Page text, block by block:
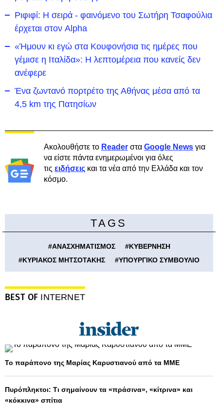
Ριφιφί: Η σειρά - φαινόμενο του Σωτήρη Τσαφούλια
έρχεται στον Alpha
«Ήμουν κι εγώ στα Κουφονήσια τις ημέρες που
γέμισε η Ιταλίδα»: Η λεπτομέρεια που κανείς δεν
ανέφερε
Ένα ζωντανό πορτρέτο της Αθήνας μέσα από τα
4,5 km της Πατησίων
Ακολουθήστε το Reader στα Google News για
να είστε πάντα ενημερωμένοι για όλες
τις ειδήσεις και τα νέα από την Ελλάδα και τον
κόσμο.
TAGS
#ΑΝΑΣΧΗΜΑΤΙΣΜΟΣ #ΚΥΒΕΡΝΗΣΗ
#ΚΥΡΙΑΚΟΣ ΜΗΤΣΟΤΑΚΗΣ #ΥΠΟΥΡΓΙΚΟ ΣΥΜΒΟΥΛΙΟ
BEST OF INTERNET
Το παράπονο της Μαρίας Καρυστιανού από τα ΜΜΕ
Πυρόπληκτοι: Τι σημαίνουν τα «πράσινα», «κίτρινα» και
«κόκκινα» σπίτια